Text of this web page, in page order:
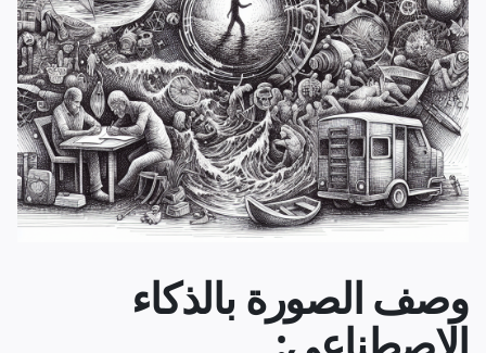
وصف الصورة بالذكاء